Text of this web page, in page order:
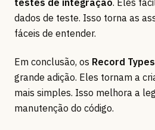
testes de integração. Eles
dados de teste. Isso torna as
fáceis de entender.
Em conclusão, os Record Types
grande adição. Eles tornam a
mais simples. Isso melhora a
manutenção do código.